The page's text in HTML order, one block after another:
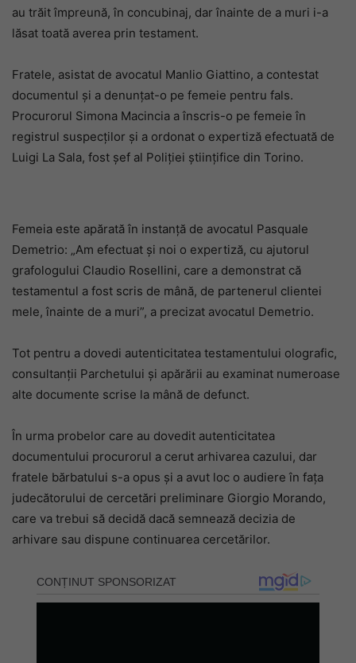
au trăit împreună, în concubinaj, dar înainte de a muri i-a
lăsat toată averea prin testament.
Fratele, asistat de avocatul Manlio Giattino, a contestat
documentul și a denunțat-o pe femeie pentru fals.
Procurorul Simona Macincia a înscris-o pe femeie în
registrul suspecților și a ordonat o expertiză efectuată de
Luigi La Sala, fost șef al Poliției științifice din Torino.
Femeia este apărată în instanță de avocatul Pasquale
Demetrio: „Am efectuat și noi o expertiză, cu ajutorul
grafologului Claudio Rosellini, care a demonstrat că
testamentul a fost scris de mână, de partenerul clientei
mele, înainte de a muri”, a precizat avocatul Demetrio.
Tot pentru a dovedi autenticitatea testamentului olografic,
consultanții Parchetului și apărării au examinat numeroase
alte documente scrise la mână de defunct.
În urma probelor care au dovedit autenticitatea
documentului procurorul a cerut arhivarea cazului, dar
fratele bărbatului s-a opus și a avut loc o audiere în fața
judecătorului de cercetări preliminare Giorgio Morando,
care va trebui să decidă dacă semnează decizia de
arhivare sau dispune continuarea cercetărilor.